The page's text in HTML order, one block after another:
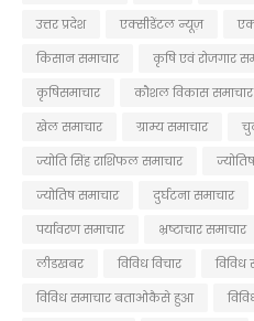
उत्तर प्रदेश
एक्सीडेंटल न्यूज़
किसान समाचार
कृषि एवं रोजगार
कृषिसमाचार
कौशल विकास समाचार
खेल समाचार
ग्राम्य समाचार
ज्योति सिंह राशिफल समाचार
ज्योतिष समाचार
दुर्घटना समाचार
पर्यावरण समाचार
भ्रष्टाचार समाचार
लीडखबर
विविध विचार
विविध
विविध समाचार बताओकैसे हुआ